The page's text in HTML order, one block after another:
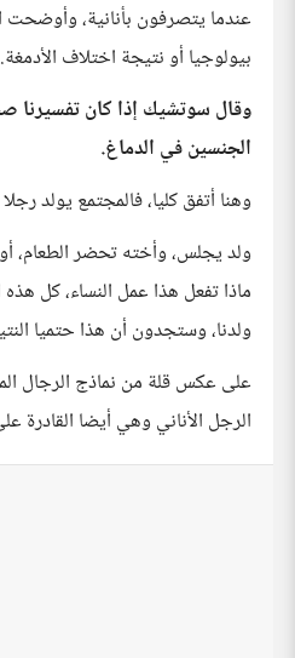
عندما يتصرفون بأنانية، وأوضحت
بيولوجيا أو نتيجة اختلاف الأدمغة.
وقال سوتشيك إذا كان تفسيرنا
الجنسين في الدماغ.
وهنا أتفق كليا، فالمجتمع يولد
ولد يجلس، وأخته تحضر الطعام،
ماذا تفعل هذا عمل النساء، كل
ولدنا، وستجدون أن هذا حتميا
على عكس قلة من نماذج الرجال
الرجل الأناني وهي أيضا القادرة